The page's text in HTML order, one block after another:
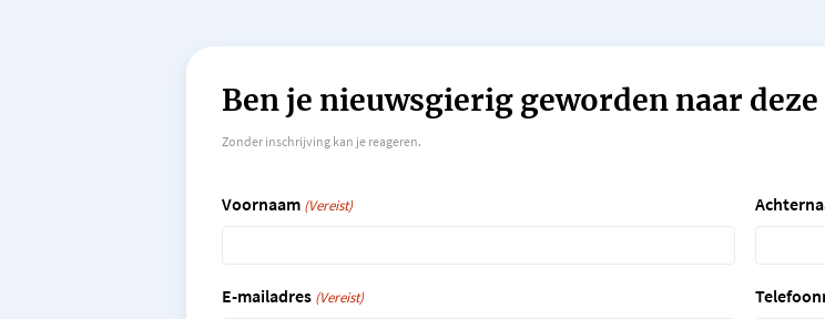
Ben je nieuwsgierig geworden naar
Zonder inschrijving kan je reageren.
Voornaam (Vereist)
E-mailadres (Vereist)